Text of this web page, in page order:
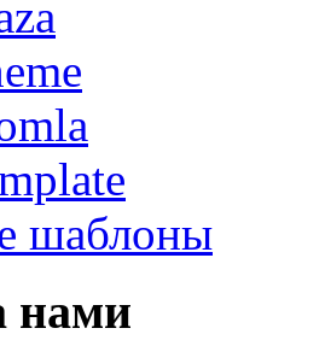
шаблоны
нами